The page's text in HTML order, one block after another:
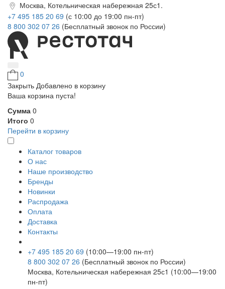
Москва, Котельническая набережная 25с1.
+7 495 185 20 69 (с 10:00 до 19:00 пн-пт)
8 800 302 07 26 (Бесплатный звонок по России)
0
Закрыть Добавлено в корзину
Ваша корзина пуста!
Сумма 0
Итого 0
Перейти в корзину
Каталог товаров
О нас
Наше производство
Бренды
Новинки
Распродажа
Оплата
Доставка
Контакты
+7 495 185 20 69 (10:00—19:00 пн-пт)
8 800 302 07 26 (Бесплатный звонок по России)
Москва, Котельническая набережная 25с1 (10:00—19:00
пн-пт)